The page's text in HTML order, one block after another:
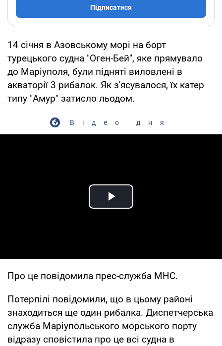
Підписатися
14 січня в Азовському морі на борт
турецького судна "Оген-Бей", яке прямувало
до Маріуполя, були підняті виловлені в
акваторії 3 рибалок. Як з'ясувалося, їх катер
типу "Амур" затисло льодом.
Відео дня
Play Video
Про це повідомила прес-служба МНС.
Потерпілі повідомили, що в цьому районі
знаходиться ще один рибалка. Диспетчерська
служба Маріупольського морського порту
відразу сповістила про це всі судна в